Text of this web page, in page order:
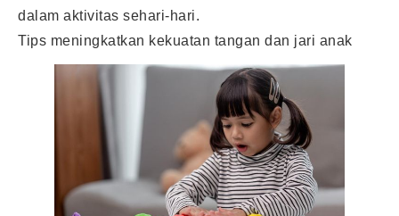
dalam aktivitas sehari-hari.
Tips meningkatkan kekuatan tangan dan jari anak